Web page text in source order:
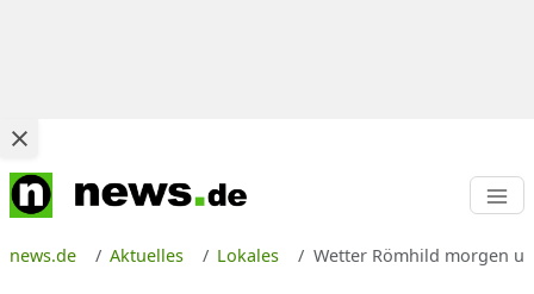
news.de Aktuelles Lokales Wetter Römhild morgen